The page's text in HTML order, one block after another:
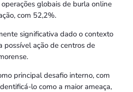
globais de burla online
com 52,2%.
significativa dado o contexto
possível ação de centros de
principal desafio interno, com
lo como a maior ameaça,